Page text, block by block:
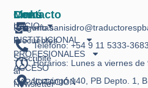
Links
Preguntas
Frecuentes
Suscribite
al
Newsletter
Menú
INICIO
INSTITUCIONAL
PROFESIONALES
ACCESO
CAPACITACIÓN
Contacto
Teléfono: +54 9 11 5333-3683
Horarios: Lunes a viernes de
Ituzaingó 140, PB Depto. 1,